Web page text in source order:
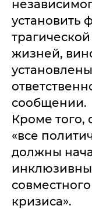
установить
жизней,
сообщении.
Кроме того,
«все
должны
кризиса».